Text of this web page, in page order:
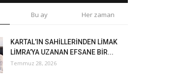
Bu ay Her zaman
KARTAL’IN SAHİLLERİNDEN LİMAK
LİMRA’YA UZANAN EFSANE BİR...
Temmuz 28, 2026